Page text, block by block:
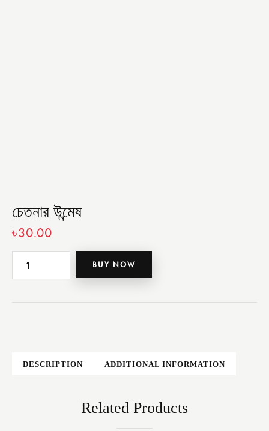
চেতনার উন্মেষ
৳30.00
BUY NOW
DESCRIPTION ADDITIONAL INFORMATION
Related Products